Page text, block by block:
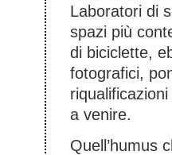
Laboratori di
spazi più
di biciclette,
fotografici,
a venire.
Quell’humus